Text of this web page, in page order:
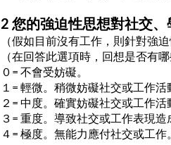
2 您的強迫性思想對社交
（假如目前沒有工作，則針對強
（在回答此選項時，回想是否有
０= 不會受妨礙。
１= 輕微。稍微妨礙社交或工作活
２= 中度。確實妨礙社交或工作活
３= 重度。導致社交或工作表現造
４= 極度。無能力應付社交或工作。